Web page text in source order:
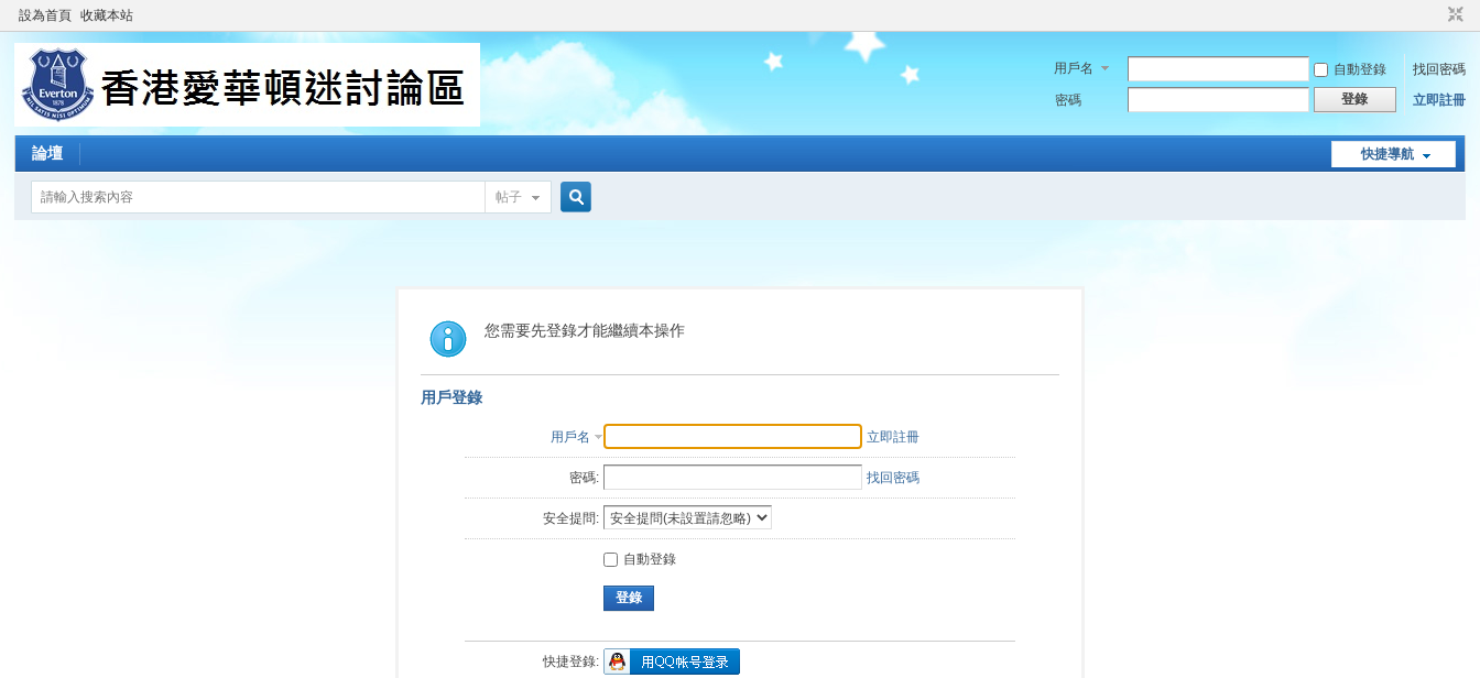
設為首頁 收藏本站
用戶名 自動登錄
找回密碼
密碼
登錄 立即註冊
快捷導航
論壇
帖子
索
您需要先登錄才能繼續本操作
用戶登錄
用戶名 立即註冊
密碼: 找回密碼
安全提問:
自動登錄
登錄
快捷登錄: